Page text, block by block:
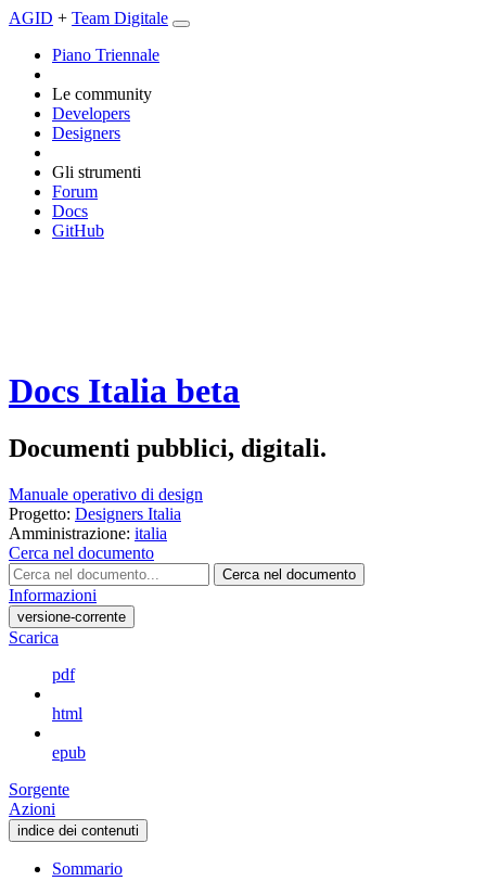
AGID + Team Digitale
Piano Triennale
Le community
Developers
Designers
Gli strumenti
Forum
Docs
GitHub
Docs Italia beta
Documenti pubblici, digitali.
Manuale operativo di design
Progetto: Designers Italia
Amministrazione: italia
Cerca nel documento
Cerca nel documento
Informazioni
versione-corrente
Scarica
pdf
html
epub
Sorgente
Azioni
indice dei contenuti
Sommario